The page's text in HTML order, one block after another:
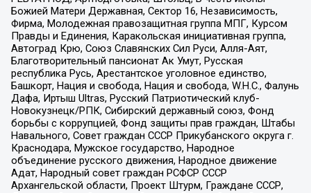
Божией Матери Державная, Сектор 16, Независимость,
Фирма, Молодежная правозащитная группа МПГ, Курсом
Правды и Единения, Каракольская инициативная группа,
Автоград Крю, Союз Славянских Сил Руси, Алля-Аят,
Благотворительный пансионат Ак Умут, Русская
республика Русь, Арестантское уголовное единство,
Башкорт, Нация и свобода, Нация и свобода, W.H.С., Фалунь
Дафа, Иртыш Ultras, Русский Патриотический клуб-
Новокузнецк/РПК, Сибирский державный союз, Фонд
борьбы с коррупцией, Фонд защиты прав граждан, Штабы
Навального, Совет граждан СССР Прикубанского округа г.
Краснодара, Мужское государство, Народное
объединение русского движения, Народное движение
Адат, Народный совет граждан РСФСР СССР
Архангельской области, Проект Штурм, Граждане СССР,